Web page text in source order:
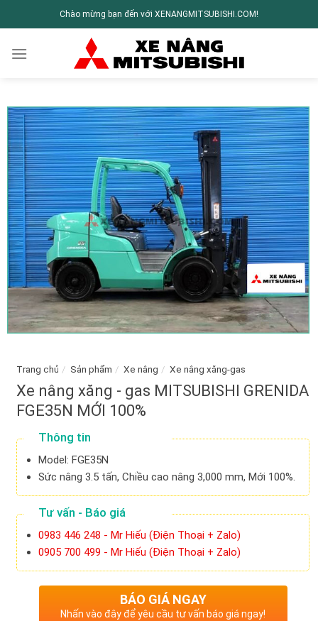
Chào mừng bạn đến với XENANGMITSUBISHI.COM!
Trang chủ / Sản phẩm / Xe nâng / Xe nâng xăng-gas
Xe nâng xăng - gas MITSUBISHI GRENIDA
FGE35N MỚI 100%
Thông tin
Model: FGE35N
Sức nâng 3.5 tấn, Chiều cao nâng 3,000 mm, Mới 100%.
Tư vấn - Báo giá
0983 446 248 - Mr Hiếu (Điện Thoại + Zalo)
0905 700 499 - Mr Hiếu (Điện Thoại + Zalo)
BÁO GIÁ NGAY
Nhấn vào đây để yêu cầu tư vấn báo giá ngay!